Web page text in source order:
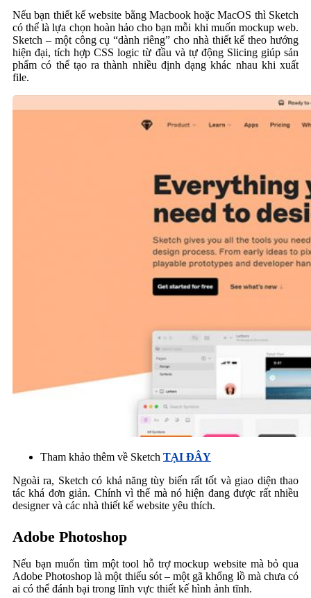
Nếu bạn thiết kế website bằng Macbook hoặc MacOS thì Sketch
có thể là lựa chọn hoàn hảo cho bạn mỗi khi muốn mockup web.
Sketch – một công cụ “dành riêng” cho nhà thiết kế theo hướng
hiện đại, tích hợp CSS logic từ đầu và tự động Slicing giúp sản
phẩm có thể tạo ra thành nhiều định dạng khác nhau khi xuất
file.
Tham khảo thêm về Sketch TẠI ĐÂY
Ngoài ra, Sketch có khả năng tùy biến rất tốt và giao diện thao
tác khá đơn giản. Chính vì thế mà nó hiện đang được rất nhiều
designer và các nhà thiết kế website yêu thích.
Adobe Photoshop
Nếu bạn muốn tìm một tool hỗ trợ mockup website mà bỏ qua
Adobe Photoshop là một thiếu sót – một gã khổng lồ mà chưa có
ai có thể đánh bại trong lĩnh vực thiết kế hình ảnh tĩnh.